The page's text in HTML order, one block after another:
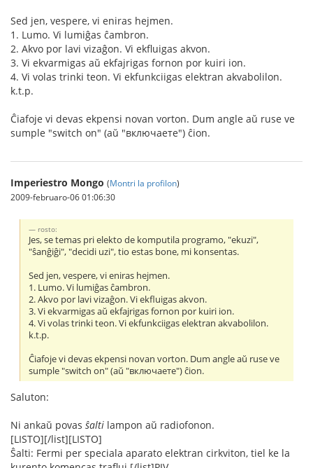
Sed jen, vespere, vi eniras hejmen.
1. Lumo. Vi lumiĝas ĉambron.
2. Akvo por lavi vizaĝon. Vi ekfluigas akvon.
3. Vi ekvarmigas aŭ ekfajrigas fornon por kuiri ion.
4. Vi volas trinki teon. Vi ekfunkciigas elektran akvabolilon.
k.t.p.
Ĉiafoje vi devas ekpensi novan vorton. Dum angle aŭ ruse ve
sumple "switch on" (aŭ "включаете") ĉion.
Imperiestro Mongo (Montri la profilon)
2009-februaro-06 01:06:30
rosto:
Jes, se temas pri elekto de komputila programo, "ekuzi",
"ŝanĝiĝi", "decidi uzi", tio estas bone, mi konsentas.
Sed jen, vespere, vi eniras hejmen.
1. Lumo. Vi lumiĝas ĉambron.
2. Akvo por lavi vizaĝon. Vi ekfluigas akvon.
3. Vi ekvarmigas aŭ ekfajrigas fornon por kuiri ion.
4. Vi volas trinki teon. Vi ekfunkciigas elektran akvabolilon.
k.t.p.
Ĉiafoje vi devas ekpensi novan vorton. Dum angle aŭ ruse ve
sumple "switch on" (aŭ "включаете") ĉion.
Saluton:
Ni ankaŭ povas ŝalti lampon aŭ radiofonon.
[LISTO][/list][LISTO]
Ŝalti: Fermi per speciala aparato elektran cirkviton, tiel ke la